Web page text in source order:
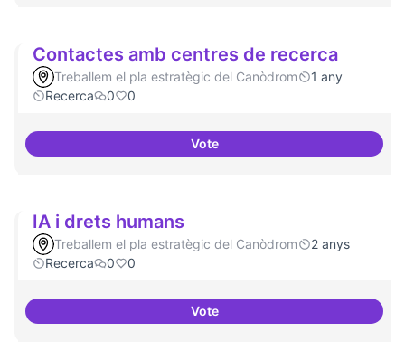
Contactes amb centres de recerca
Treballem el pla estratègic del Canòdrom
1 any
Recerca
0 0
VoteContactes amb centres de
IA i drets humans
Treballem el pla estratègic del Canòdrom
2 anys
Recerca
0 0
VoteIA i drets humans